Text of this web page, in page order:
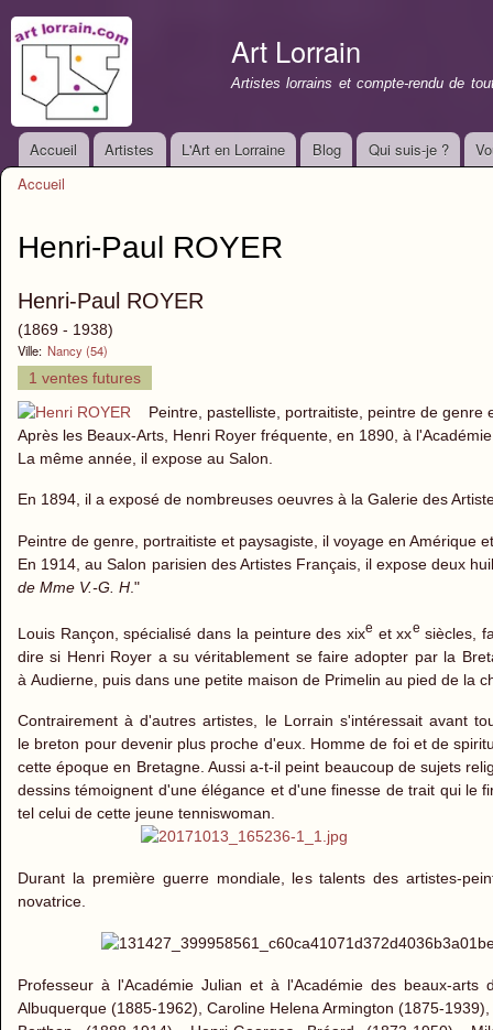
Art Lorrain
Artistes lorrains et compte-rendu de
Menu principal
Accueil Artistes L'Art en Lorraine Blog Qui suis-je ?
Accueil
Henri-Paul ROYER
Henri-Paul ROYER
(1869 - 1938)
Ville: Nancy (54)
1 ventes futures
Peintre, pastelliste, portraitiste, peintre de
Après les Beaux-Arts, Henri Royer fréquente, en 1890, à
La même année, il expose au Salon.
En 1894, il a exposé de nombreuses oeuvres à la Galerie des
Peintre de genre, portraitiste et paysagiste, il voyage en Amérique
En 1914, au Salon parisien des Artistes Français, il expose deux
de Mme V.-G. H ."
Louis Rançon, spécialisé dans la peinture des xixe et xxe siècles,
dire si Henri Royer a su véritablement se faire adopter par la
à Audierne, puis dans une petite maison de Primelin au pied de la
Contrairement à d'autres artistes, le Lorrain s'intéressait avant
le breton pour devenir plus proche d'eux. Homme de foi et de
cette époque en Bretagne. Aussi a-t-il peint beaucoup de sujets
dessins témoignent d'une élégance et d'une finesse de trait qui le
tel celui de cette jeune tenniswoman.
Durant la première guerre mondiale, les talents des artistes-
novatrice.
Professeur à l'Académie Julian et à l'Académie des beaux-
Albuquerque (1885-1962), Caroline Helena Armington (1875-